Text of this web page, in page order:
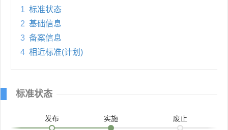
1 标准状态
2 基础信息
3 备案信息
4 相近标准(计划)
标准状态
发布 实施 废止